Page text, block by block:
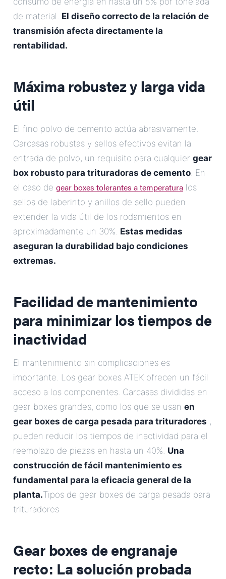
de material. El diseño correcto de la relación de
transmisión afecta directamente la
rentabilidad.
Máxima robustez y larga vida
útil
El fino polvo de cemento actúa abrasivamente.
Carcasas robustas y sellos efectivos evitan la
entrada de polvo, un requisito para cualquier gear
box robusto para trituradoras de cemento. En
el caso de gear boxes tolerantes a temperatura los
sellos de laberinto y anillos de sello pueden
extender la vida útil de los rodamientos en
aproximadamente un 30%. Estas medidas
aseguran la durabilidad bajo condiciones
extremas.
Facilidad de mantenimiento
para minimizar los tiempos de
inactividad
El mantenimiento sin complicaciones es
importante. Los gear boxes ATEK ofrecen un fácil
acceso a los componentes. Carcasas divididas en
gear boxes grandes, como los que se usan en
gear boxes de carga pesada para trituradores ,
pueden reducir los tiempos de inactividad para el
reemplazo de piezas en hasta un 40%. Una
construcción de fácil mantenimiento es
fundamental para la eficacia general de la
planta.Tipos de gear boxes de carga pesada para
trituradores
Gear boxes de engranaje
recto: La solución probada